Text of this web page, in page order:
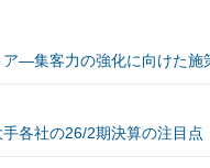
ア―集客力の強化に向けた
各社の26/2期決算の注目点